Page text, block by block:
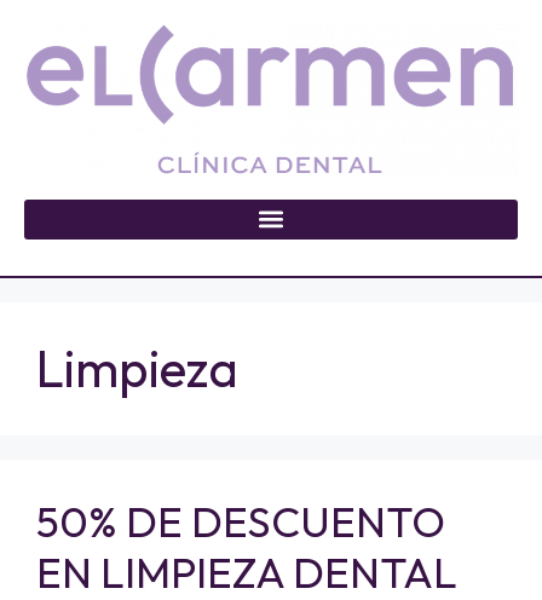
Limpieza
50% DE DESCUENTO
EN LIMPIEZA DENTAL